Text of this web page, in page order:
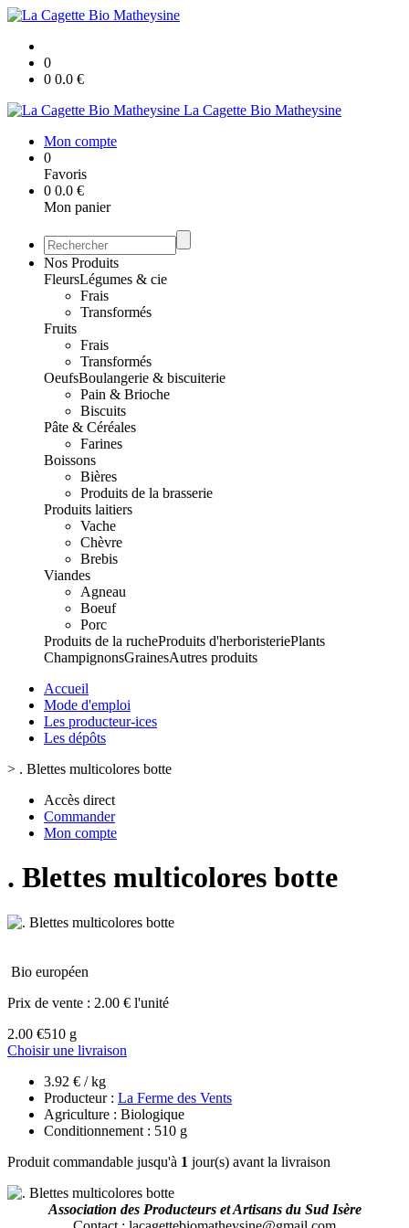
0
0 0.0 €
La Cagette Bio Matheysine
Mon compte
0
Favoris
0 0.0 €
Mon panier
Nos Produits
FleursLégumes & cie
Frais
Transformés
Fruits
Frais
Transformés
OeufsBoulangerie & biscuiterie
Pain & Brioche
Biscuits
Pâte & Céréales
Farines
Boissons
Bières
Produits de la brasserie
Produits laitiers
Vache
Chèvre
Brebis
Viandes
Agneau
Boeuf
Porc
Produits de la rucheProduits d'herboristeriePlants
ChampignonsGrainesAutres produits
Accueil
Mode d'emploi
Les producteur-ices
Les dépôts
> . Blettes multicolores botte
Accès direct
Commander
Mon compte
. Blettes multicolores botte
Bio européen
Prix de vente : 2.00 € l'unité
2.00 €510 g
Choisir une livraison
3.92 € / kg
Producteur : La Ferme des Vents
Agriculture : Biologique
Conditionnement : 510 g
Produit commandable jusqu'à 1 jour(s) avant la livraison
Association des Producteurs et Artisans du Sud Isère